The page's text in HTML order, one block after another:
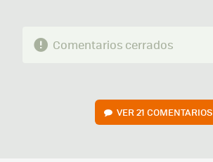
Comentarios cerrados
VER 21 COMENTARIOS